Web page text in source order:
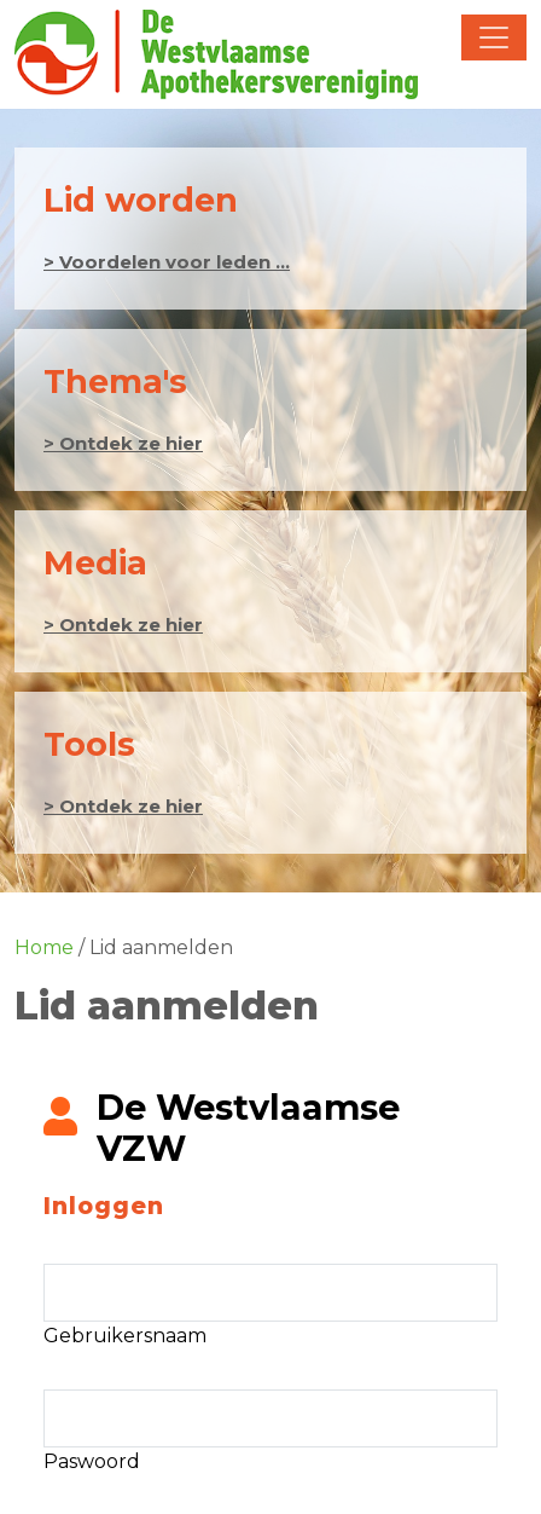
Lid worden
> Voordelen voor leden ...
Thema's
> Ontdek ze hier
Media
> Ontdek ze hier
Tools
> Ontdek ze hier
Home / Lid aanmelden
Lid aanmelden
De Westvlaamse
VZW
Inloggen
Gebruikersnaam
Paswoord